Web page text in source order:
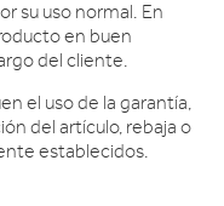
su uso normal. En
en buen
del cliente.
el uso de la garantía,
del artículo, rebaja o
establecidos.